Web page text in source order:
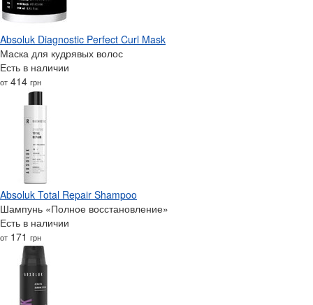
Absoluk Diagnostic Perfect Curl Mask
Маска для кудрявых волос
Есть в наличии
от 414 грн
Absoluk Total Repair Shampoo
Шампунь «Полное восстановление»
Есть в наличии
от 171 грн